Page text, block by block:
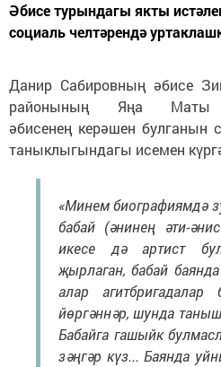
Әбисе турындагы якты
социаль челтәрендә
Данир Сабировның әбисе
районының Яңа Маты
әбисенең керәшен булганын
таныклыгындагы исемен
«Минем биографиямдә
бабай (әнинең әти-
икесе дә артист
җырлаган, бабай
алар агитбригадалар
йөргәннәр, шунда
Бабайга гашыйк
зәңгәр күз... Баянда